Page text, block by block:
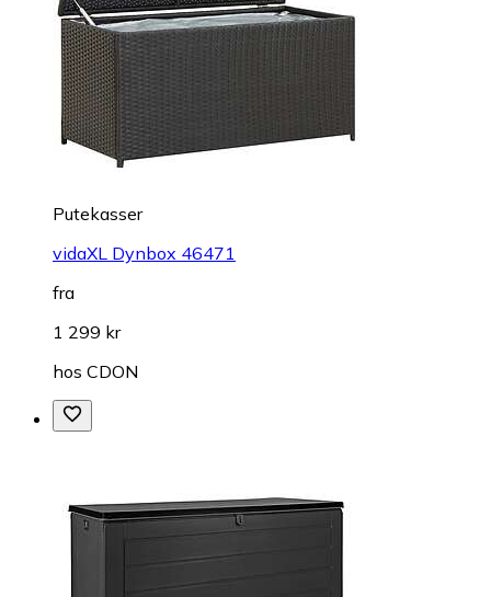
Putekasser
vidaXL Dynbox 46471
fra
1 299 kr
hos CDON